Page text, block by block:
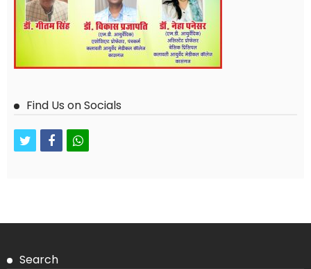
Find Us on Socials
twitterfacebookwhatsapp
Search